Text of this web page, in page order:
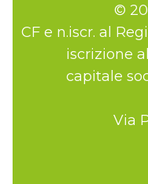
©
CF e n.iscr. al
iscrizione
capitale
Via